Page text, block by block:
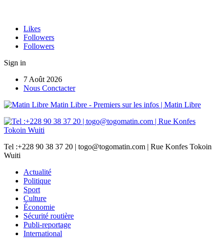
Likes
Followers
Followers
Sign in
7 Août 2026
Nous Conctacter
Matin Libre - Premiers sur les infos | Matin Libre
Tel :+228 90 38 37 20 | togo@togomatin.com | Rue Konfes Tokoin
Wuiti
Actualité
Politique
Sport
Culture
Économie
Sécurité routière
Publi-reportage
International